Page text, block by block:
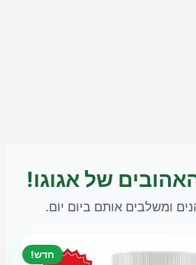
של אגוגו!
ומשלבים אותם ביום יום.
חדש!